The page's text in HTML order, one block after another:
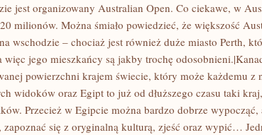
jest organizowany Australian Open. Co ciekawe, w
milionów. Można śmiało powiedzieć, że większość
wschodzie – chociaż jest również duże miasto Perth,
jego mieszkańcy są jakby trochę
powierzchni krajem świecie, który może każdemu z
widoków oraz Egipt to już od dłuższego czasu taki
Przecież w Egipcie można bardzo dobrze wypocząć,
się z oryginalną kulturą, zjeść oraz wypić…